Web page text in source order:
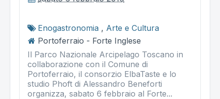
Enogastronomia , Arte e Cultura
Portoferraio - Forte Inglese
Il Parco Nazionale Arcipelago Toscano in
collaborazione con il Comune di
Portoferraio, il consorzio ElbaTaste e lo
studio Phoft di Alessandro Beneforti
organizza, sabato 6 febbraio al Forte...